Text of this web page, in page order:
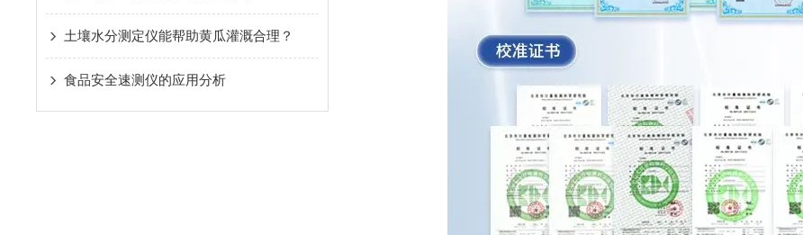
土壤水分测定仪能帮助黄瓜灌溉合理？
食品安全速测仪的应用分析